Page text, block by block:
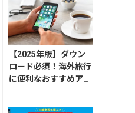
【2025年版】ダウン
ロード必須！海外旅行
に便利なおすすめアプ